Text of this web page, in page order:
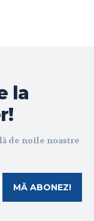
la
de noile noastre
MĂ ABONEZ!